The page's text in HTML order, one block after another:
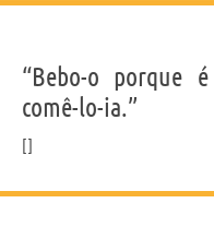
“Bebo-o porque
comê-lo-ia.”